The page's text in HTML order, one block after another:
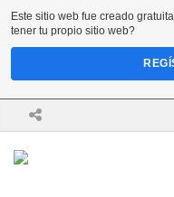
Este sitio web fue creado
tener tu propio sitio web?